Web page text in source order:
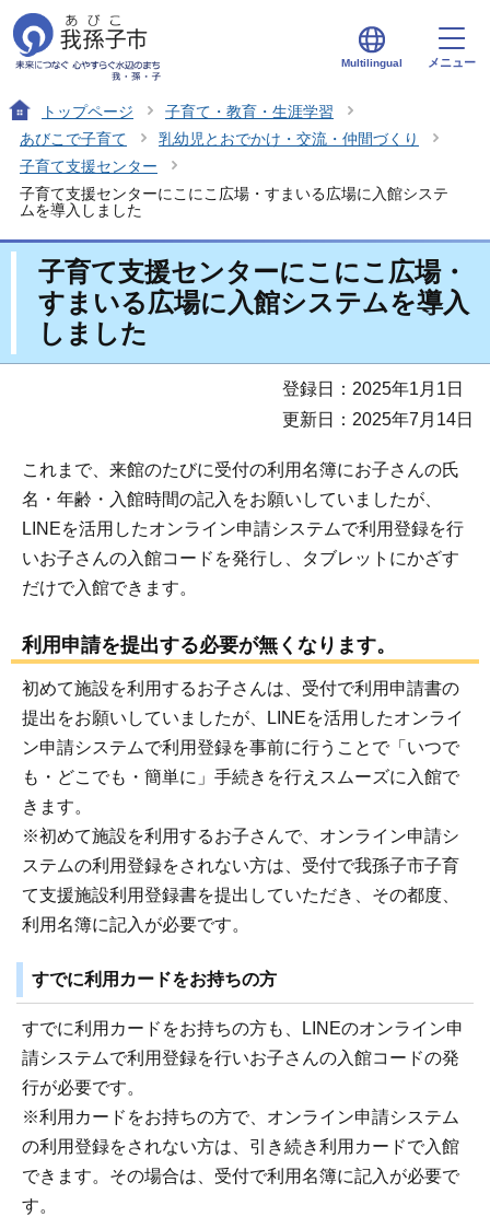
Multilingual メニュー
トップページ
子育て・教育・生涯学習
あびこで子育て
乳幼児とおでかけ・交流・仲間づくり
子育て支援センター
子育て支援センターにこにこ広場・すまいる広場に入館システ
ムを導入しました
子育て支援センターにこにこ広場・
すまいる広場に入館システムを導入
しました
登録日：2025年1月1日
更新日：2025年7月14日
これまで、来館のたびに受付の利用名簿にお子さんの氏
名・年齢・入館時間の記入をお願いしていましたが、
LINEを活用したオンライン申請システムで利用登録を行
いお子さんの入館コードを発行し、タブレットにかざす
だけで入館できます。
利用申請を提出する必要が無くなります。
初めて施設を利用するお子さんは、受付で利用申請書の
提出をお願いしていましたが、LINEを活用したオンライ
ン申請システムで利用登録を事前に行うことで「いつで
も・どこでも・簡単に」手続きを行えスムーズに入館で
きます。
※初めて施設を利用するお子さんで、オンライン申請シ
ステムの利用登録をされない方は、受付で我孫子市子育
て支援施設利用登録書を提出していただき、その都度、
利用名簿に記入が必要です。
すでに利用カードをお持ちの方
すでに利用カードをお持ちの方も、LINEのオンライン申
請システムで利用登録を行いお子さんの入館コードの発
行が必要です。
※利用カードをお持ちの方で、オンライン申請システム
の利用登録をされない方は、引き続き利用カードで入館
できます。その場合は、受付で利用名簿に記入が必要で
す。